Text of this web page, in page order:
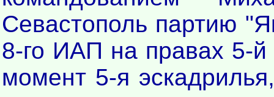
Севастополь партию
8-го ИАП на правах 5-
момент 5-я